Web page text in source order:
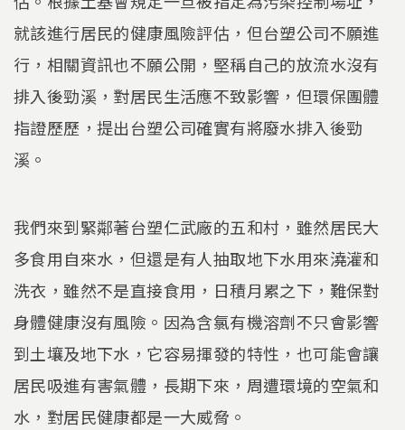
就該進行居民的健康風險評估，但台塑公司不願進
行，相關資訊也不願公開，堅稱自己的放流水沒有
排入後勁溪，對居民生活應不致影響，但環保團體
指證歷歷，提出台塑公司確實有將廢水排入後勁
溪。
我們來到緊鄰著台塑仁武廠的五和村，雖然居民大
多食用自來水，但還是有人抽取地下水用來澆灌和
洗衣，雖然不是直接食用，日積月累之下，難保對
身體健康沒有風險。因為含氯有機溶劑不只會影響
到土壤及地下水，它容易揮發的特性，也可能會讓
居民吸進有害氣體，長期下來，周遭環境的空氣和
水，對居民健康都是一大威脅。